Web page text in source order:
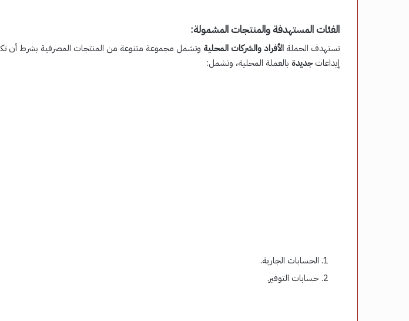
الفئات المستهدفة والمنتجات المشمولة:
تستهدف الحملة الأفراد والشركات المحلية وتشمل مجموعة متنوعة من المنتجات المصرفية بشرط أن
إيداعاتجديدة بالعملة المحلية، وتشمل:
الحسابات الجارية.
حسابات التوفير.